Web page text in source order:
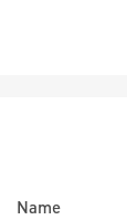
Name